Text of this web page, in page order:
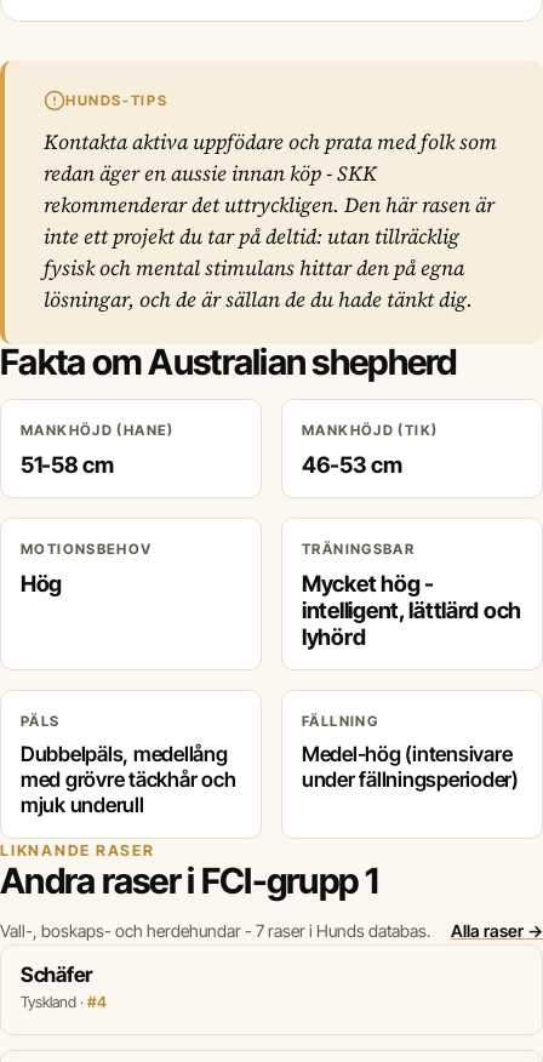
HUNDS-TIPS
Kontakta aktiva uppfödare och prata med folk som
redan äger en aussie innan köp - SKK
rekommenderar det uttryckligen. Den här rasen är
inte ett projekt du tar på deltid: utan tillräcklig
fysisk och mental stimulans hittar den på egna
lösningar, och de är sällan de du hade tänkt dig.
Fakta om Australian shepherd
MANKHÖJD (HANE)
51-58 cm
MANKHÖJD (TIK)
46-53 cm
MOTIONSBEHOV
Hög
TRÄNINGSBAR
Mycket hög -
intelligent, lättlärd och
lyhörd
PÄLS
Dubbelpäls, medellång
med grövre täckhår och
mjuk underull
FÄLLNING
Medel-hög (intensivare
under fällningsperioder)
LIKNANDE RASER
Andra raser i FCI-grupp 1
Vall-, boskaps- och herdehundar - 7 raser i Hunds databas. Alla raser →
Schäfer
Tyskland · #4